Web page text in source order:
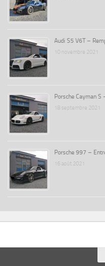
Audi S5 V6T –
10 novembre 2021
Porsche Cayman S
18 septembre 2021
Porsche 997 –
16 août 2021